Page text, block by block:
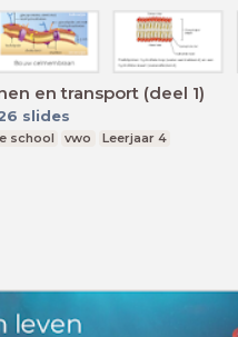
en transport (deel 1)
slides
school vwo Leerjaar 4